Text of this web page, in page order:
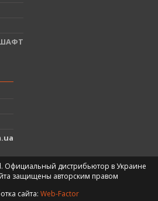
Официальный дистрибьютор в Украине
защищены авторским правом
сайта: Web-Factor